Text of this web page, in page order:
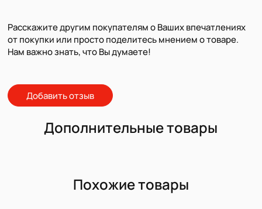
Расскажите другим покупателям о Ваших впечатлениях
от покупки или просто поделитесь мнением о товаре.
Нам важно знать, что Вы думаете!
Добавить отзыв
Дополнительные товары
Похожие товары